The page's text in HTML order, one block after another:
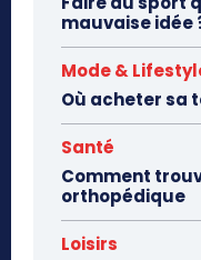
mauvaise idée
Mode &
Où acheter sa
Santé
Comment
orthopédique
Loisirs